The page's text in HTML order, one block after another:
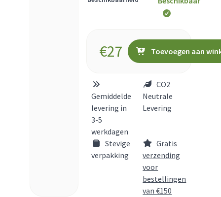
€27 Toevoegen aan
Gemiddelde
levering in
3-5
werkdagen
CO2
Neutrale
Levering
Stevige
verpakking
Gratis
verzending
voor
bestellingen
van €150